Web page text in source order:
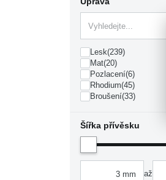
Lesk(239)
Mat(20)
Pozlacení(6)
Rhodium(45)
Broušení(33)
Šířka přívěsku
až